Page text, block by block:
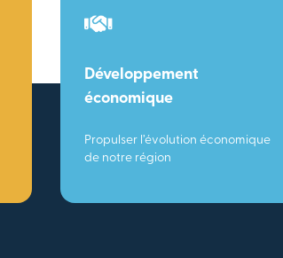
Développement
économique
Propulser l’évolution économique
de notre région